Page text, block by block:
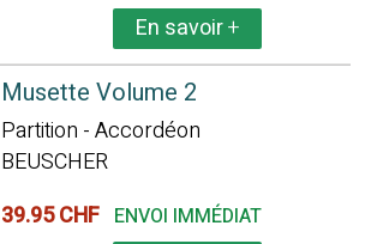
En savoir+
Musette Volume 2
Partition - Accordéon
BEUSCHER
39.95 CHF ENVOI IMMÉDIAT